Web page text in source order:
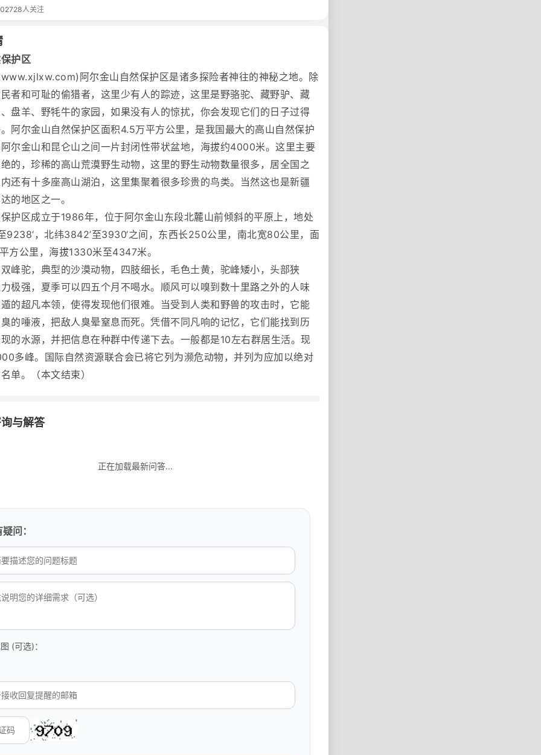
728人关注
护区
www.xjlxw.com)阿尔金山自然保护区是诸多探险者神往的神秘之地。除
者和可耻的偷猎者，这里少有人的踪迹，这里是野骆驼、藏野驴、藏
盘羊、野牦牛的家园，如果没有人的惊扰，你会发现它们的日子过得
阿尔金山自然保护区面积4.5万平方公里，是我国最大的高山自然保护
尔金山和昆仑山之间一片封闭性带状盆地，海拔约4000米。这里主要
的，珍稀的高山荒漠野生动物，这里的野生动物数量很多，居全国之
还有十多座高山湖泊，这里集聚着很多珍贵的鸟类。当然这也是新疆
的地区之一。
护区成立于1986年，位于阿尔金山东段北麓山前倾斜的平原上，地处
9238‘，北纬3842’至3930‘之间，东西长250公里，南北宽80公里，面
方公里，海拔1330米至4347米。
峰驼，典型的沙漠动物，四肢细长，毛色土黄，驼峰矮小，头部狭
极强，夏季可以四五个月不喝水。顺风可以嗅到数十里路之外的人味
的超凡本领，使得发现他们很难。当受到人类和野兽的攻击时，它能
的唾液，把敌人臭晕窒息而死。凭借不同凡响的记忆，它们能找到历
的水源，并把信息在种群中传递下去。一般都是10左右群居生活。现
多峰。国际自然资源联合会已将它列为濒危动物，并列为应加以绝对
单。（本文结束）
与解答
正在加载最新问答...
问：
(可选)：